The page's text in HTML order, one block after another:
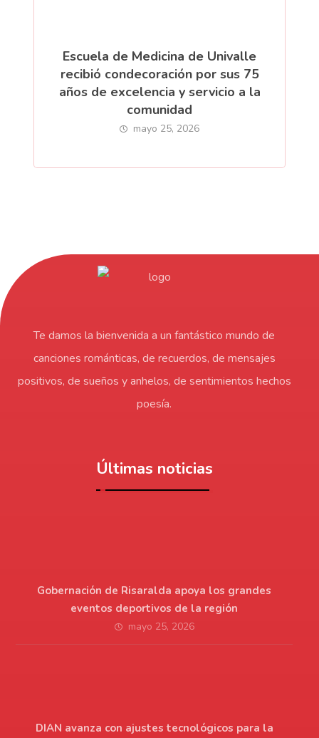
Escuela de Medicina de Univalle
recibió condecoración por sus 75
años de excelencia y servicio a la
comunidad
mayo 25, 2026
Te damos la bienvenida a un fantástico mundo de
canciones románticas, de recuerdos, de mensajes
positivos, de sueños y anhelos, de sentimientos hechos
poesía.
Últimas noticias
Gobernación de Risaralda apoya los grandes
eventos deportivos de la región
mayo 25, 2026
DIAN avanza con ajustes tecnológicos para la